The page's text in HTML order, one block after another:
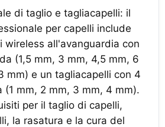
di taglio e tagliacapelli: il
per capelli include
wireless all'avanguardia con
(1,5 mm, 3 mm, 4,5 mm, 6
mm) e un tagliacapelli con 4
(1 mm, 2 mm, 3 mm, 4 mm).
per il taglio di capelli,
la rasatura e la cura del